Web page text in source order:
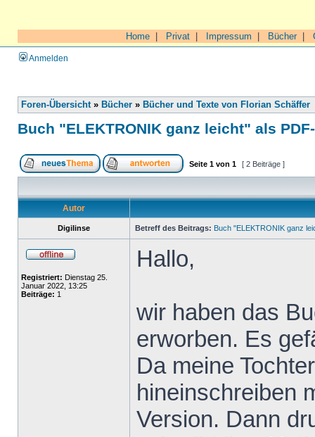
Home Privat Impressum Bücher|
Anmelden
Foren-Übersicht» Bücher » Bücher und Texte von Florian Schäffer
Buch "ELEKTRONIK ganz leicht" als
Seite 1 von 1 [ 2 Beiträge ]
Autor
Digilinse Betreff des Beitrags: Buch "ELEKTRONIK ganz
Registriert: Dienstag 25.
Januar 2022, 13:25
Beiträge: 1
Hallo,
wir haben das
erworben. Es
Da meine
hineinschreiben
Version. Dann